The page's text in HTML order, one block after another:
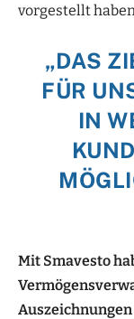
vorgestellt
„DAS
FÜR
IN
Mit Smavesto